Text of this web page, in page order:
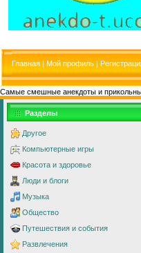
Главная | Мой профиль |
Самые смешные анекдоты и
Разделы
Другое
Компьютерные игры
Красота и здоровье
Люди и блоги
Музыка
Общество
Путешествия и события
Развлечения